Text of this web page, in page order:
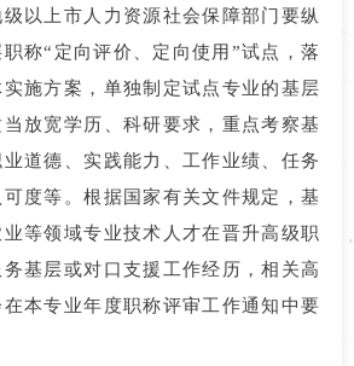
以上市人力资源社会保障部门要纵
称“定向评价、定向使用”试点，落
施方案，单独制定试点专业的基层
放宽学历、科研要求，重点考察基
道德、实践能力、工作业绩、任务
度等。根据国家有关文件规定，基
等领域专业技术人才在晋升高级职
基层或对口支援工作经历，相关高
本专业年度职称评审工作通知中要